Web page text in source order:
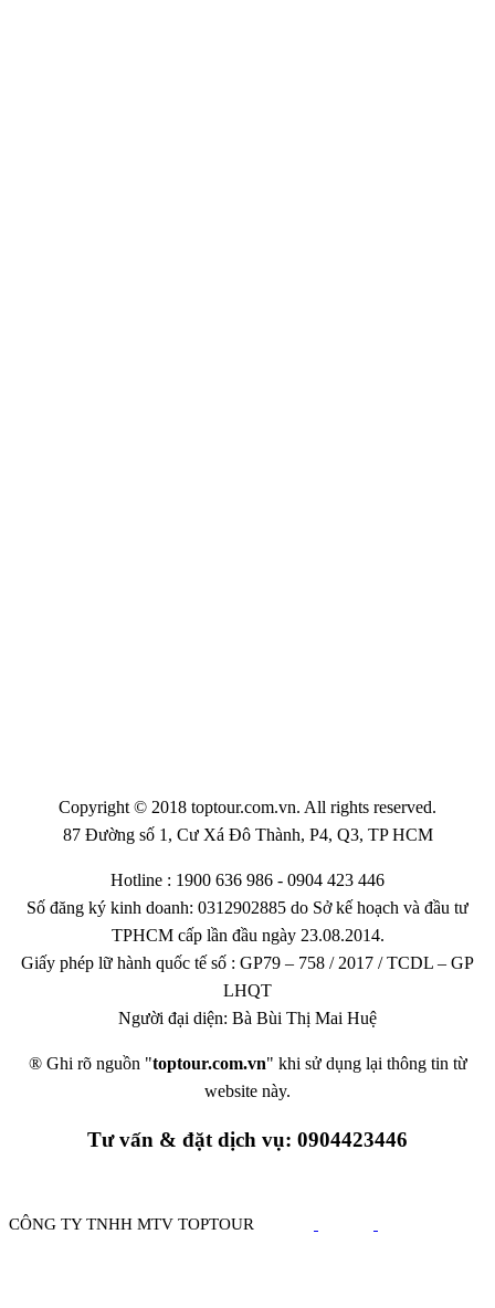
Copyright © 2018 toptour.com.vn. All rights reserved.
87 Đường số 1, Cư Xá Đô Thành, P4, Q3, TP HCM
Hotline : 1900 636 986 - 0904 423 446
Số đăng ký kinh doanh: 0312902885 do Sở kế hoạch và đầu tư
TPHCM cấp lần đầu ngày 23.08.2014.
Giấy phép lữ hành quốc tế số : GP79 – 758 / 2017 / TCDL – GP
LHQT
Người đại diện: Bà Bùi Thị Mai Huệ
® Ghi rõ nguồn "toptour.com.vn" khi sử dụng lại thông tin từ
website này.
Tư vấn & đặt dịch vụ: 0904423446
CÔNG TY TNHH MTV TOPTOUR